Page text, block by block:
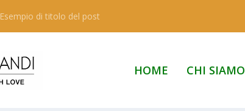
Esempio di titolo del post
HOME CHI SIAMO